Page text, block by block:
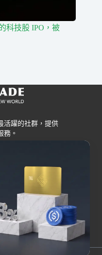
科技股 IPO，被
活躍的社群，提供
務。
交易所
Bybit
OKX
HOYA BIT
其他